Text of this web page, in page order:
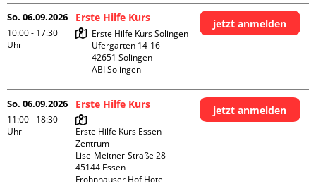
So. 06.09.2026
10:00 - 17:30
Uhr
Erste Hilfe Kurs
Erste Hilfe Kurs Solingen
Ufergarten 14-16
42651 Solingen
ABI Solingen
jetzt anmelden
So. 06.09.2026
11:00 - 18:30
Uhr
Erste Hilfe Kurs
Erste Hilfe Kurs Essen
Zentrum
Lise-Meitner-Straße 28
45144 Essen
Frohnhauser Hof Hotel
jetzt anmelden